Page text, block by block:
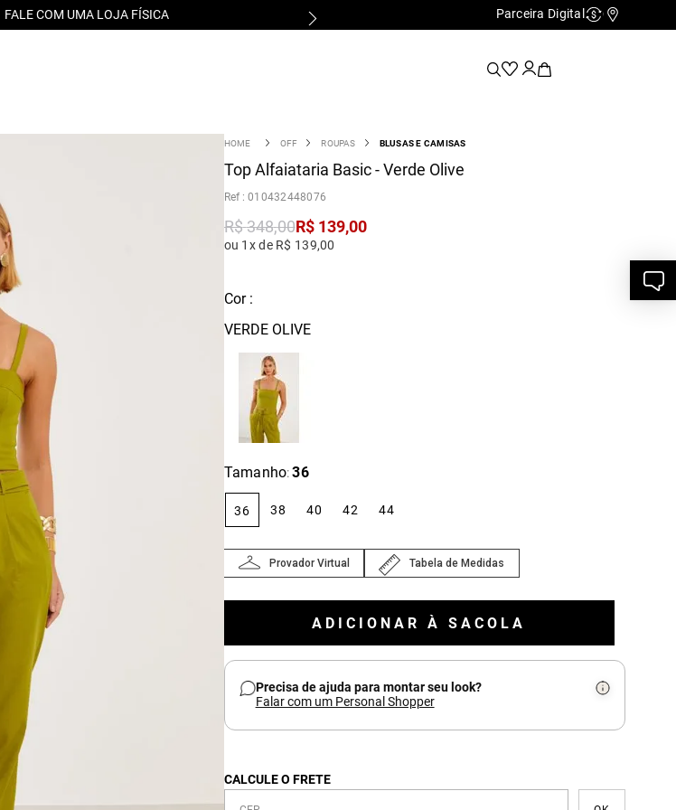
FALE COM UMA LOJA FÍSICA Parceira Digital Cashback
OFF ROUPAS BLUSAS E CAMISAS
Top Alfaiataria Basic - Verde Olive
:010432448076
R$348,00R$ 139,00
ou 1x de R$ 139,00
Cor :
VERDE OLIVE
Tamanho: 36
36 38 40 42 44
Provador Virtual Tabela de Medidas
ADICIONAR À SACOLA
Precisa de ajuda para montar seu look?
Falar com um Personal Shopper
CALCULE O FRETE